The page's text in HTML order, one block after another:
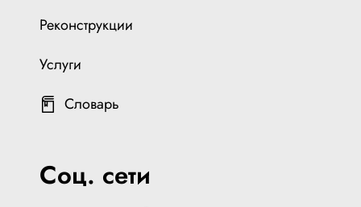
Реконструкции
Услуги
Словарь
Соц. сети